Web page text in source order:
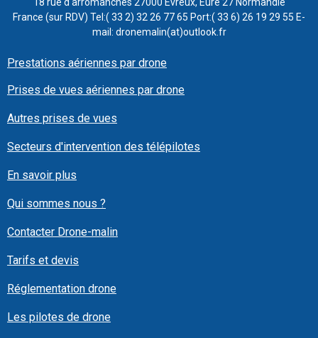
France (sur RDV) Tel:( 33 2) 32 26 77 65 Port:( 33 6) 26 19 29 55 E-
mail: dronemalin(at)outlook.fr
Prestations aériennes par drone
Prises de vues aériennes par drone
Autres prises de vues
Secteurs d'intervention des télépilotes
En savoir plus
Qui sommes nous ?
Contacter Drone-malin
Tarifs et devis
Réglementation drone
Les pilotes de drone